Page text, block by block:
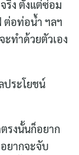
ริง ตั้งแต่ซ่อม
ต่อท่อน้ำ ฯลฯ
ะทำด้วยตัวเอง
ระโยชน์
รงนั้นก็อยาก
ยากจะจับ